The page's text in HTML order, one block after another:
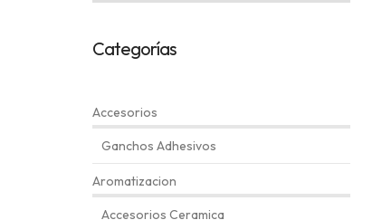
Categorías
Accesorios
Ganchos Adhesivos
Aromatizacion
Accesorios Ceramica